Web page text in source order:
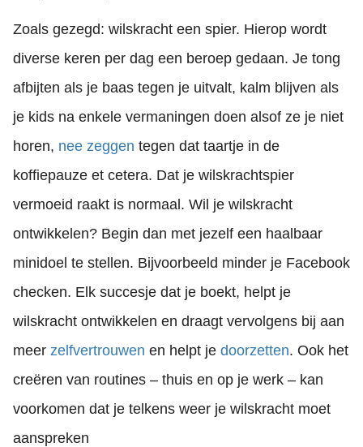
Zoals gezegd: wilskracht een spier. Hierop wordt
diverse keren per dag een beroep gedaan. Je tong
afbijten als je baas tegen je uitvalt, kalm blijven als
je kids na enkele vermaningen doen alsof ze je niet
horen, nee zeggen tegen dat taartje in de
koffiepauze et cetera. Dat je wilskrachtspier
vermoeid raakt is normaal. Wil je wilskracht
ontwikkelen? Begin dan met jezelf een haalbaar
minidoel te stellen. Bijvoorbeeld minder je Facebook
checken. Elk succesje dat je boekt, helpt je
wilskracht ontwikkelen en draagt vervolgens bij aan
meer zelfvertrouwen en helpt je doorzetten. Ook het
creëren van routines – thuis en op je werk – kan
voorkomen dat je telkens weer je wilskracht moet
aanspreken